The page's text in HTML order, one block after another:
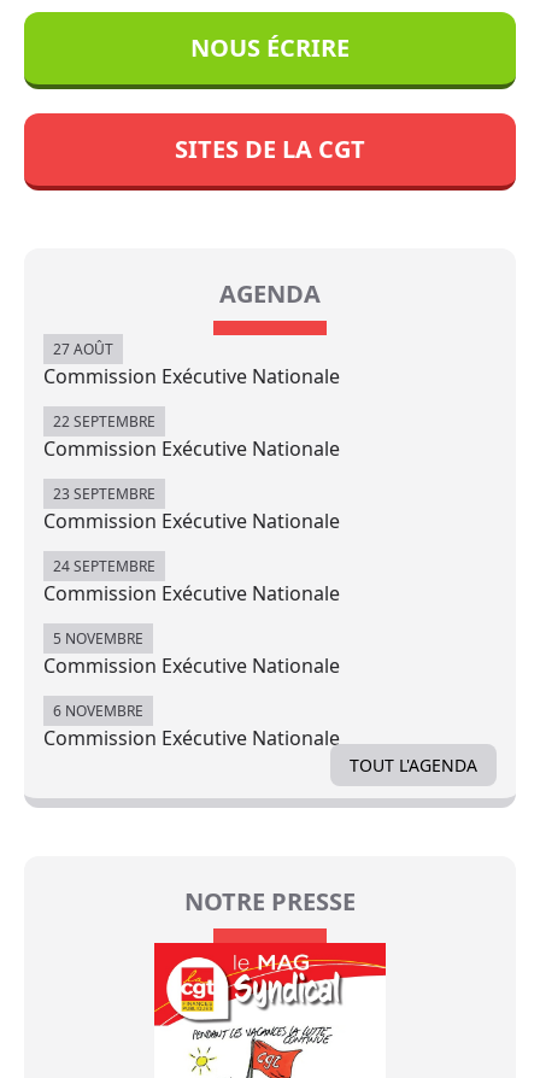
NOUS ÉCRIRE
SITES DE LA CGT
AGENDA
27 AOÛT
Commission Exécutive Nationale
22 SEPTEMBRE
Commission Exécutive Nationale
23 SEPTEMBRE
Commission Exécutive Nationale
24 SEPTEMBRE
Commission Exécutive Nationale
5 NOVEMBRE
Commission Exécutive Nationale
6 NOVEMBRE
Commission Exécutive Nationale
TOUT L'AGENDA
NOTRE PRESSE